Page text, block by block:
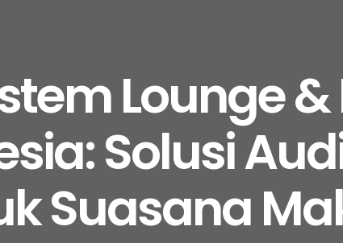
Lounge
Solusi
Suasana